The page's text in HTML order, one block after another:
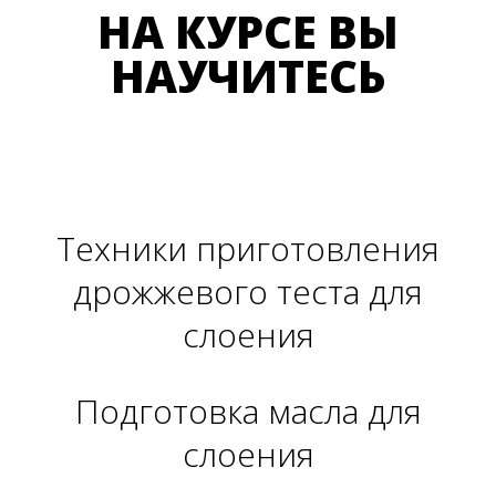
НА КУРСЕ ВЫ
НАУЧИТЕСЬ
Техники приготовления
дрожжевого теста для
слоения
Подготовка масла для
слоения